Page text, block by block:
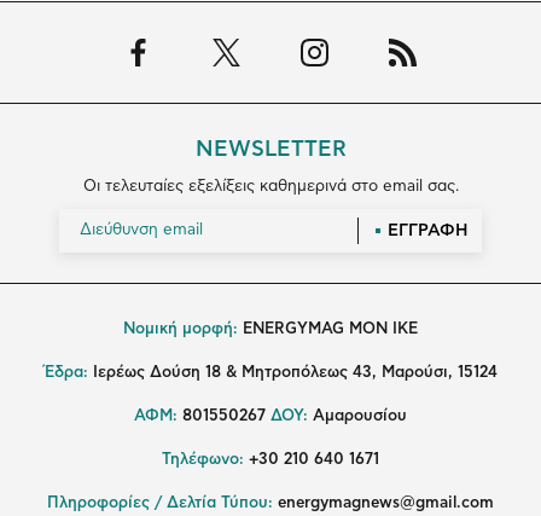
NEWSLETTER
Οι τελευταίες εξελίξεις καθημερινά στο email σας.
ΕΓΓΡΑΦΗ
Νομική μορφή: ENERGYMAG MON IKE
Έδρα: Ιερέως Δούση 18 & Μητροπόλεως 43, Μαρούσι, 15124
ΑΦΜ: 801550267 ΔΟΥ: Αμαρουσίου
Τηλέφωνο: +30 210 640 1671
Πληροφορίες / Δελτία Τύπου: energymagnews@gmail.com